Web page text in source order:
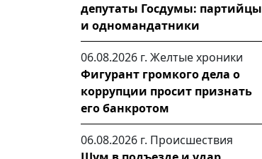
депутаты Госдумы: партийцы
и одномандатники
06.08.2026 г. Желтые хроники
Фигурант громкого дела о
коррупции просит признать
его банкротом
06.08.2026 г. Происшествия